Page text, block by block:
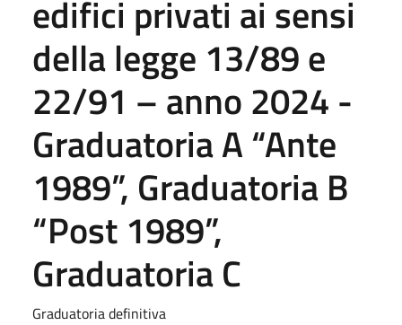
edifici privati ai sensi
della legge 13/89 e
22/91 – anno 2024 -
Graduatoria A “Ante
1989”, Graduatoria B
“Post 1989”,
Graduatoria C
Graduatoria definitiva